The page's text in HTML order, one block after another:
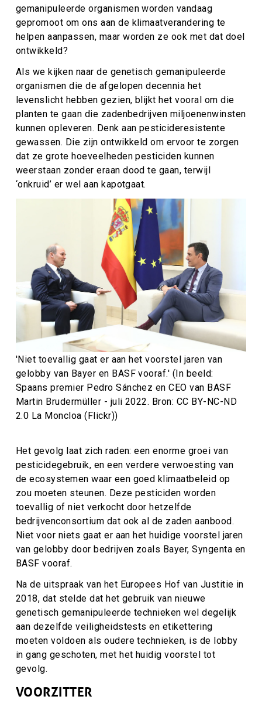
gemanipuleerde organismen worden vandaag
gepromoot om ons aan de klimaatverandering te
helpen aanpassen, maar worden ze ook met dat doel
ontwikkeld?
Als we kijken naar de genetisch gemanipuleerde
organismen die de afgelopen decennia het
levenslicht hebben gezien, blijkt het vooral om die
planten te gaan die zadenbedrijven miljoenenwinsten
kunnen opleveren. Denk aan pesticideresistente
gewassen. Die zijn ontwikkeld om ervoor te zorgen
dat ze grote hoeveelheden pesticiden kunnen
weerstaan zonder eraan dood te gaan, terwijl
‘onkruid’ er wel aan kapotgaat.
'Niet toevallig gaat er aan het voorstel jaren van
gelobby van Bayer en BASF vooraf.' (In beeld:
Spaans premier Pedro Sánchez en CEO van BASF
Martin Brudermüller - juli 2022. Bron: CC BY-NC-ND
2.0 La Moncloa (Flickr))
Het gevolg laat zich raden: een enorme groei van
pesticidegebruik, en een verdere verwoesting van
de ecosystemen waar een goed klimaatbeleid op
zou moeten steunen. Deze pesticiden worden
toevallig of niet verkocht door hetzelfde
bedrijvenconsortium dat ook al de zaden aanbood.
Niet voor niets gaat er aan het huidige voorstel jaren
van gelobby door bedrijven zoals Bayer, Syngenta en
BASF vooraf.
Na de uitspraak van het Europees Hof van Justitie in
2018, dat stelde dat het gebruik van nieuwe
genetisch gemanipuleerde technieken wel degelijk
aan dezelfde veiligheidstests en etikettering
moeten voldoen als oudere technieken, is de lobby
in gang geschoten, met het huidig voorstel tot
gevolg.
VOORZITTER